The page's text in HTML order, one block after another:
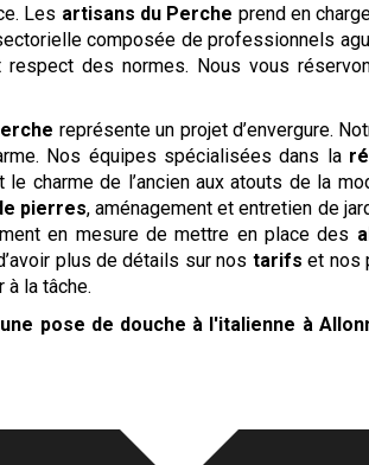
Les artisans du Perche prend en
composée de professionnels
des normes. Nous vous
représente un projet d’envergure.
Nos équipes spécialisées dans la
charme de l’ancien aux atouts de la
pierres, aménagement et entretien de
en mesure de mettre en place des
plus de détails sur nos tarifs et nos
la tâche.
une pose de douche à l'italienne à